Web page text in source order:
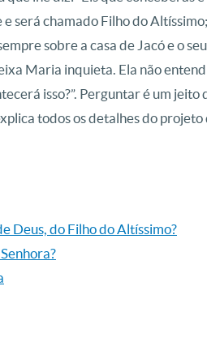
será chamado Filho do
sobre a casa de Jacó e o
Maria inquieta. Ela não
isso?”. Perguntar é um jeito
todos os detalhes do projeto
Deus, do Filho do Altíssimo?